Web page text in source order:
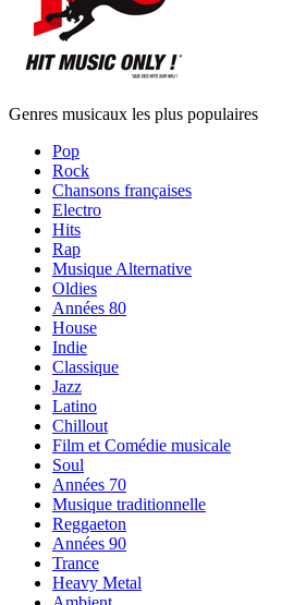
Genres musicaux les plus populaires
Pop
Rock
Chansons françaises
Electro
Hits
Rap
Musique Alternative
Oldies
Années 80
House
Indie
Classique
Jazz
Latino
Chillout
Film et Comédie musicale
Soul
Années 70
Musique traditionnelle
Reggaeton
Années 90
Trance
Heavy Metal